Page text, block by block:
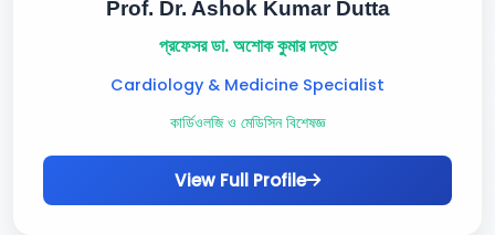
Prof. Dr. Ashok Kumar Dutta
প্রফেসর ডা. অশোক কুমার দত্ত
Cardiology & Medicine Specialist
কার্ডিওলজি ও মেডিসিন বিশেষজ্ঞ
View Full Profile